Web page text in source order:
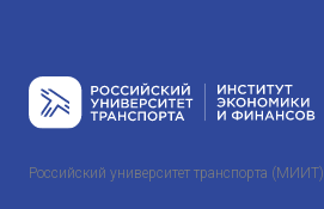
Российский университет транспорта (МИИТ)